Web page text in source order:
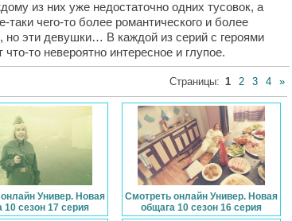
из них уже недостаточно одних тусовок, а
таки чего-то более романтического и более
но эти девушки… В каждой из серий с героями
что-то невероятно интересное и глупое.
Страницы: 1 2 3 4 »
Универ. Новая
10 сезон 17 серия
Смотреть онлайн Универ. Новая
общага 10 сезон 16 серия